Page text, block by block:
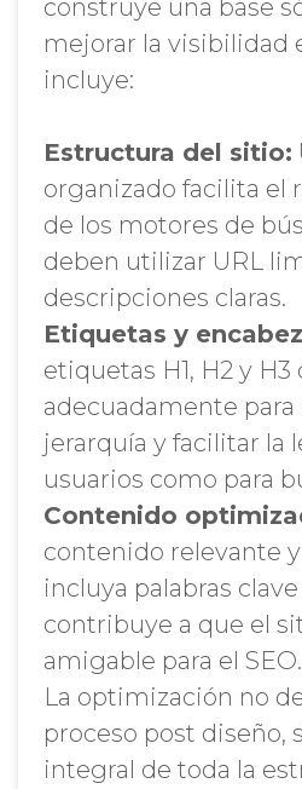
construye una base
mejorar la visibilidad
incluye:
Estructura del sitio:
organizado facilita el
de los motores de
deben utilizar URL
descripciones claras.
Etiquetas y
etiquetas H1, H2 y
adecuadamente para
jerarquía y facilitar la
usuarios como para
Contenido
contenido relevante
incluya palabras
contribuye a que el
amigable para el SEO.
La optimización no
proceso post diseño,
integral de toda la